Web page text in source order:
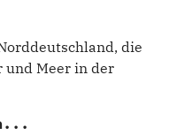
die
und Meer in der